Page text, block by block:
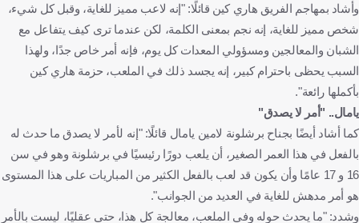
وأشاد بمهاجم الفريق هاري كين قائلًا: "إنه لاعب مميز للغاية، وقبل كل شيء،
شخص مميز للغاية، إنه نجم بمعنى الكلمة، لكن عندما ترى كيف يتفاعل مع
الشبان والمعالجين ومسؤولي المعدات كل يوم، فإنه أمر خاص جدًا، ولهذا
السبب يحظى باحترام كبير، إنه يجسد ذلك في الملعب، حزمة هاري كين
بأكملها رائعة".
يامال.. "أمر لا يصدق"
كما أشاد أيضًا بجناح برشلونة لامين يامال قائلًا: "إنه لأمر لا يصدق ما حدث له
بالفعل في هذا العمر الصغير، أن يلعب دورًا رئيسيًا في برشلونة وهو في سن
16 و 17 عامًا وأن يكون قد لعب بالفعل الكثير من المباريات على هذا المستوى
هو أمر مدهش للغاية في العديد من الجوانب".
وشدد: "ما يحدث حوله وفي الملعب، معالجة كل هذا، حتى عقليًا، ليست بالأمر